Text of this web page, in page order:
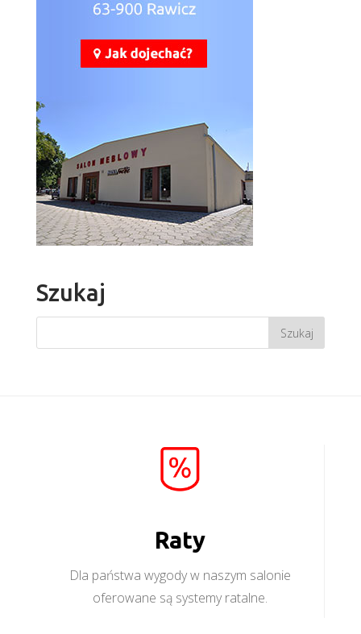
Boss BS13
Więcej
Szukaj
Raty
Dla państwa wygody w naszym salonie
oferowane są systemy ratalne.